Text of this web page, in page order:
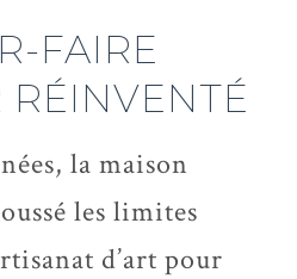
FAIRE
la maison
les limites
d’art pour